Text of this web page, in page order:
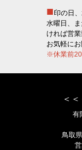
■印の日
水曜日、
ければ営業
お気軽に
※休業前20
＜
有
鳥取